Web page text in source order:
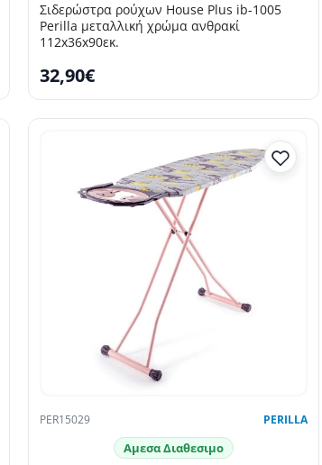
Σιδερώστρα ρούχων House Plus ib-1005
Perilla μεταλλική χρώμα ανθρακί
112x36x90εκ.
32,90€
PER15029 PERILLA
Αμεσα Διαθεσιμο